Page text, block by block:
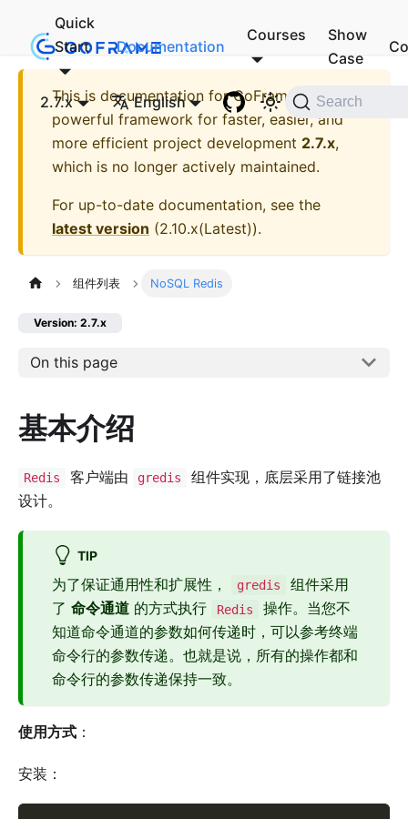
Quick
Start
Documentation
Courses
Show
Case
2.7.x English Search
This is documentation forGoFrame - A
powerful framework for faster, easier, and
more efficient project development 2.7.x,
which is no longer actively maintained.
For up-to-date documentation, see the
latest version (2.10.x(Latest)).
组件列表 NoSQL Redis
Version: 2.7.x
On this page
基本介绍
Redis 客户端由 gredis
组件实现，底层采用了链接池
设计。
TIP
为了保证通用性和扩展性， gredis
组件采用
了 命令通道 的方式执行 Redis
操作。当您不
知道命令通道的参数如何传递时，可以参考终端
命令行的参数传递。也就是说，所有的操作都和
命令行的参数传递保持一致。
使用方式 ：
安装：